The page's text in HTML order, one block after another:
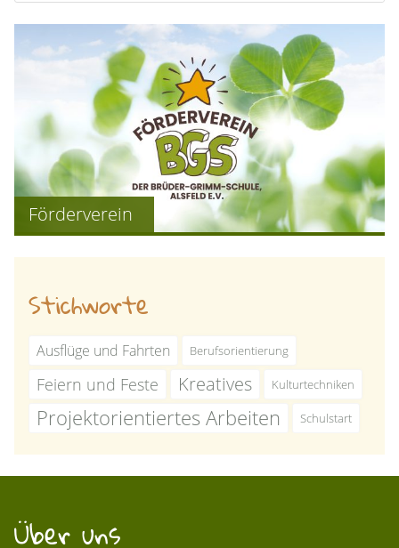
Förderverein
Stichworte
Ausflüge und Fahrten Berufsorientierung
Feiern und Feste Kreatives Kulturtechniken
Projektorientiertes Arbeiten Schulstart
Über uns